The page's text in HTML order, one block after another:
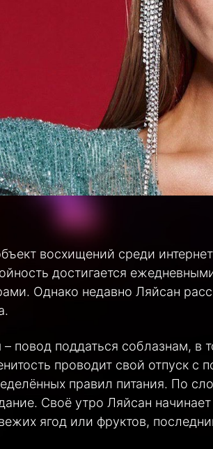
восхищений среди
достигается
Однако недавно Ляйсан
повод поддаться соблазнам, в
проводит свой отпуск с
правил питания. По
Своё утро Ляйсан
ягод или фруктов,